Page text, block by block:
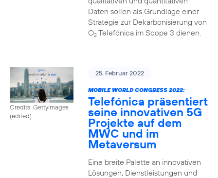
Daten sollen als Grundlage einer
Strategie zur Dekarbonisierung von
O2Telefónica im Scope 3 dienen.
Credits: Gettyimages
(edited)
25. Februar 2022
MOBILE WORLD CONGRESS 2022:
Telefónica präsentiert
seine innovativen 5G
Projekte auf dem
MWC und im
Metaversum
Eine breite Palette an innovativen
Lösungen, Dienstleistungen und